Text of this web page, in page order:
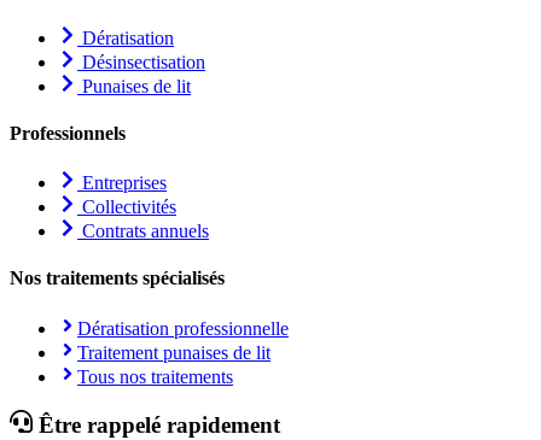
Dératisation
Désinsectisation
Punaises de lit
Professionnels
Entreprises
Collectivités
Contrats annuels
Nos traitements spécialisés
Dératisation professionnelle
Traitement punaises de lit
Tous nos traitements
Être rappelé rapidement